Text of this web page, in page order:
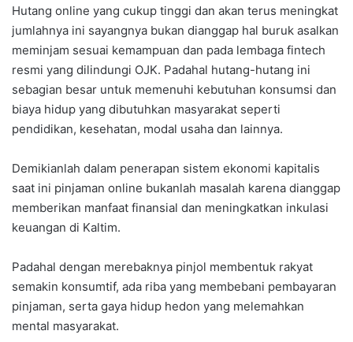
Hutang online yang cukup tinggi dan akan terus meningkat
jumlahnya ini sayangnya bukan dianggap hal buruk asalkan
meminjam sesuai kemampuan dan pada lembaga fintech
resmi yang dilindungi OJK. Padahal hutang-hutang ini
sebagian besar untuk memenuhi kebutuhan konsumsi dan
biaya hidup yang dibutuhkan masyarakat seperti
pendidikan, kesehatan, modal usaha dan lainnya.
Demikianlah dalam penerapan sistem ekonomi kapitalis
saat ini pinjaman online bukanlah masalah karena dianggap
memberikan manfaat finansial dan meningkatkan inkulasi
keuangan di Kaltim.
Padahal dengan merebaknya pinjol membentuk rakyat
semakin konsumtif, ada riba yang membebani pembayaran
pinjaman, serta gaya hidup hedon yang melemahkan
mental masyarakat.